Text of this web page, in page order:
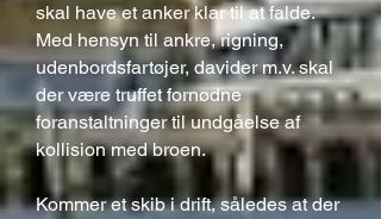
skal have et anker klar til at falde.
Med hensyn til ankre, rigning,
udenbordsfartøjer, davider m.v. skal
der være truffet fornødne
foranstaltninger til undgåelse af
kollision med broen.
Kommer et skib i drift, således at der